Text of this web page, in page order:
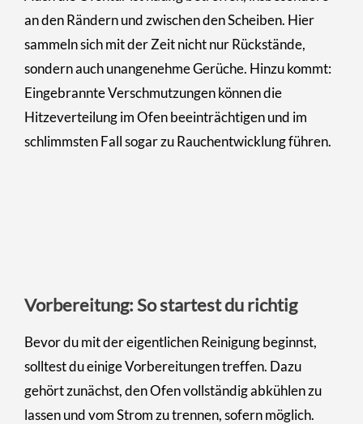
an den Rändern und zwischen den Scheiben. Hier
sammeln sich mit der Zeit nicht nur Rückstände,
sondern auch unangenehme Gerüche. Hinzu kommt:
Eingebrannte Verschmutzungen können die
Hitzeverteilung im Ofen beeinträchtigen und im
schlimmsten Fall sogar zu Rauchentwicklung führen.
Vorbereitung: So startest du richtig
Bevor du mit der eigentlichen Reinigung beginnst,
solltest du einige Vorbereitungen treffen. Dazu
gehört zunächst, den Ofen vollständig abkühlen zu
lassen und vom Strom zu trennen, sofern möglich.